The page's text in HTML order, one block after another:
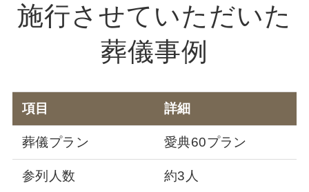
施行させていただいた
葬儀事例
項目 詳細
葬儀プラン 愛典60プラン
参列人数 約3人